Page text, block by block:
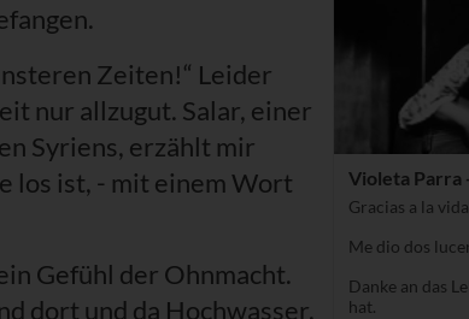
Zeiten!“ Leider
nur allzugut. Salar, einer
Syriens, erzählt mir
los ist, - mit einem Wort
Gefühl der Ohnmacht.
dort und da Hochwasser.
Violeta Parra
Gracias a la
Me dio dos
Danke an das
hat.